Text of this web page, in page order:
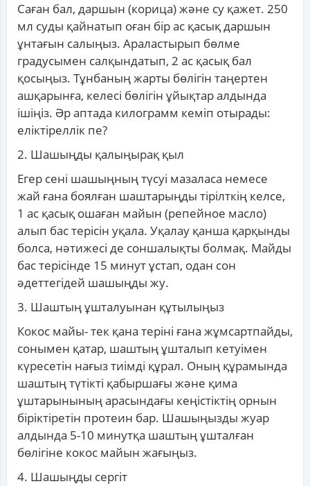
Саған бал, даршын (корица) және су қажет. 250
мл суды қайнатып оған бір ас қасық даршын
ұнтағын салыңыз. Араластырып бөлме
градусымен салқындатып, 2 ас қасық бал
қосыңыз. Тұнбаның жарты бөлігін таңертен
ашқарынға, келесі бөлігін ұйықтар алдында
ішіңіз. Әр аптада килограмм кеміп отырады:
еліктіреллік пе?
2. Шашыңды қалыңырақ қыл
Егер сені шашыңның түсуі мазаласа немесе
жай ғана боялған шаштарыңды тірілткің келсе,
1 ас қасық ошаған майын (репейное масло)
алып бас терісін уқала. Уқалау қанша қарқынды
болса, нәтижесі де соншалықты болмақ. Майды
бас терісінде 15 минут ұстап, одан сон
әдеттегідей шашыңды жу.
3. Шаштың ұшталуынан құтылыңыз
Кокос майы- тек қана теріні ғана жұмсартпайды,
сонымен қатар, шаштың ұшталып кетуімен
күресетін нағыз тиімді құрал. Оның құрамында
шаштың түтікті қабыршағы және қима
ұштарынының арасындағы кеңістіктің орнын
біріктіретін протеин бар. Шашыңызды жуар
алдында 5-10 минутқа шаштың ұшталған
бөлігіне кокос майын жағыңыз.
4. Шашыңды сергіт